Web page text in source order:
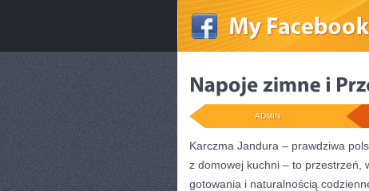
ADMIN
Karczma Jandura – prawdziwa
z domowej kuchni – to przestrzeń,
gotowania i naturalnością